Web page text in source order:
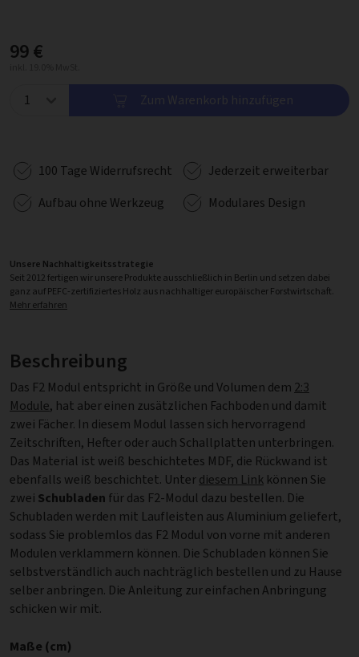
99 €
Zum Warenkorb hinzufügen
100 Tage Widerrufsrecht
Jederzeit erweiterbar
Aufbau ohne Werkzeug
Modulares Design
Unsere Nachhaltigkeitsstrategie
Seit 2012 fertigen wir unsere Produkte ausschließlich in Berlin und setzen dabei
ganz auf PEFC-zertifiziertes Holz aus nachhaltiger europäischer Forstwirtschaft.
Mehr erfahren
Beschreibung
Das F2 Modul entspricht in Größe und Volumen dem 2:3
Module, hat aber einen zusätzlichen Fachboden und damit
zwei Fächer. In diesem Modul lassen sich hervorragend
Zeitschriften, Hefter oder auch Schallplatten unterbringen.
Das Material ist weiß beschichtetes MDF, die Rückwand ist
ebenfalls weiß beschichtet. Unterdiesem Link können Sie
zwei Schubladen für das F2-Modul dazu bestellen. Die
Schubladen werden mit Laufleisten aus Aluminium geliefert,
sodass Sie problemlos das F2 Modul von vorne mit anderen
Modulen verklammern können. Die Schubladen können Sie
selbstverständlich auch nachträglich bestellen und zu Hause
selber anbringen. Die Anleitung zur einfachen Anbringung
schicken wir mit.
Maße (cm)